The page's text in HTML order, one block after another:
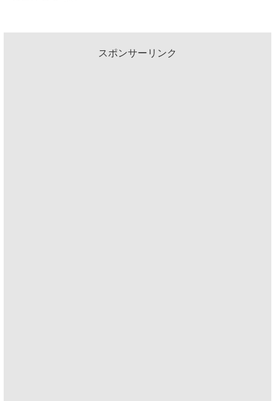
スポンサーリンク